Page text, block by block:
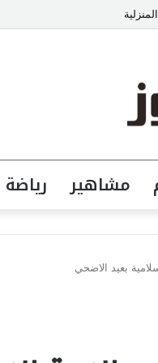
محتوى وموديل مصري يواصل تألقه
مشاهير رياضة
بعيد الاضحي